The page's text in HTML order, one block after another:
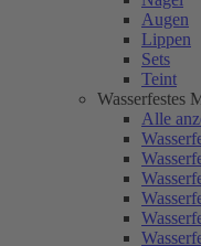
Augen
Lippen
Sets
Teint
Wasserfestes
Alle